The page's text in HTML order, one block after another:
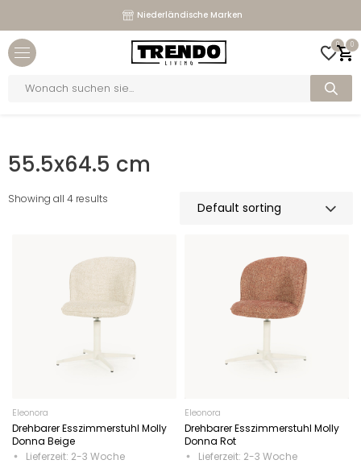
Niederländische Marken
Maßgeschneiderte Sofas
0 0
search
55.5x64.5 cm
Showing all 4 results
Eleonora
Drehbarer Esszimmerstuhl Molly
Donna Beige
Lieferzeit: 2-3 Woche
Eleonora
Drehbarer Esszimmerstuhl Molly
Donna Rot
Lieferzeit: 2-3 Woche